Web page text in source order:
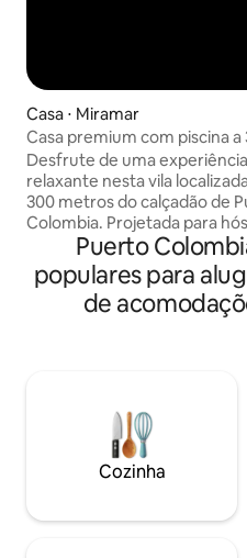
Casa ⋅ Miramar
Casa premium com piscina a
mar / ar-condicionado / Wi-Fi
Desfrute de uma
relaxante nesta vila
300 metros do calçadão de
Colombia. Projetada para
exigentes, esta casa inteira
conforto, privacidade e
os espaços. Ideal para
que procuram uma estadia
descontrair do estresse do dia
Aqui, você não apenas se
vive uma experiência.
Puerto
populares para
de
Cozinha